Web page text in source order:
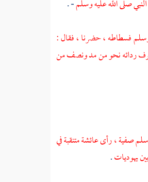
صلى الله عليه وسلم- .
وسلم فسطاطه ، حضرنا ، فقال :
ردائه نحو من مد ونصف من
صفية، رأىعائشةمتنقبة في
يهوديات.